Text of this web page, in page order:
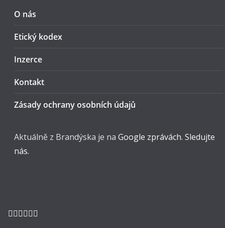
O nás
Etický kodex
Inzerce
Kontakt
Zásady ochrany osobních údajů
Aktuálně z Brandýska je na Google zprávách. Sledujte
nás.